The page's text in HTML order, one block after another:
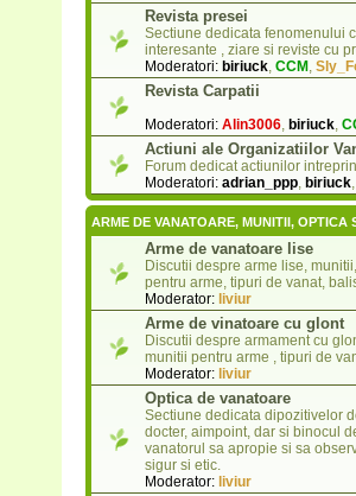
Revista presei
Sectiune dedicata fenomenului
interesante , ziare si reviste cu
Moderatori: biriuck, CCM ,
Revista Carpatii
Moderatori: Alin3006, biriuck,
Actiuni ale Organizatiilor
Forum dedicat actiunilor
Moderatori: adrian_ppp, biriuck,
ARME DE VANATOARE, MUNITII, OPTICA
Arme de vanatoare lise
Discutii despre arme lise,
pentru arme, tipuri de vanat,
Moderator: liviur
Arme de vinatoare cu glont
Discutii despre armament cu
munitii pentru arme , tipuri de
Moderator: liviur
Optica de vanatoare
Sectiune dedicata dipozitivelor
docter, aimpoint, dar si binocul
vanatorul sa apropie si sa
sigur si etic.
Moderator: liviur